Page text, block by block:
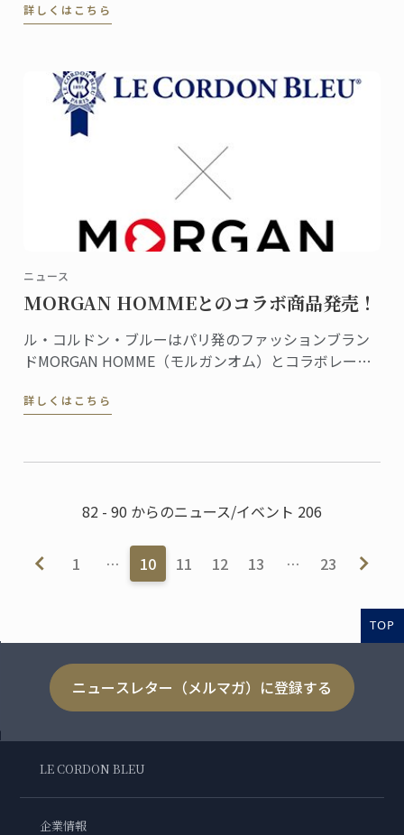
ラン一つ星のレストラン「akinagao」とのコラボレー
詳しくはこちら
ニュース
MORGAN HOMMEとのコラボ商品発売！
ル・コルドン・ブルーはパリ発のファッションブラン
ドMORGAN HOMME（モルガンオム）とコラボレーシ
ツ、バッグ、マグカップなどの商品すべてにル・コル
詳しくはこちら
82 - 90 からのニュース/イベント 206
1 … 10 11 12 13 … 23
TOP
ニュースレター（メルマガ）に登録する
LE CORDON BLEU
企業情報